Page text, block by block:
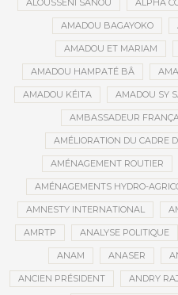
ALOUSSÉNI SANOU ALPHA
AMADOU BAGAYOKO
AMADOU ET MARIAM
AMADOU HAMPATÉ BÂ
AMADOU KÉITA AMADOU SY
AMBASSADEUR
AMÉLIORATION DU CADRE
AMÉNAGEMENT ROUTIER
AMÉNAGEMENTS HYDRO-
AMNESTY INTERNATIONAL
AMRTP ANALYSE POLITIQUE
ANAM ANASER
ANCIEN PRÉSIDENT ANDRY